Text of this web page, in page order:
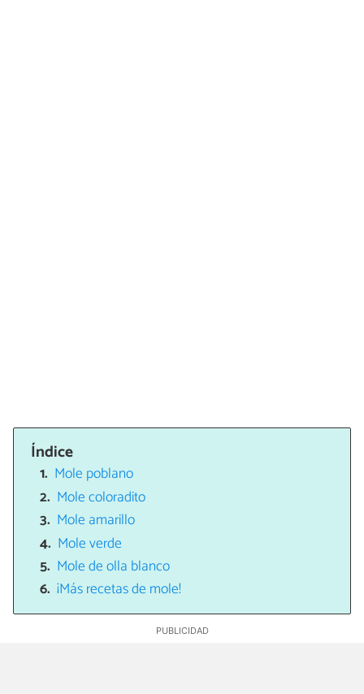
Índice
Mole poblano
Mole coloradito
Mole amarillo
Mole verde
Mole de olla blanco
¡Más recetas de mole!